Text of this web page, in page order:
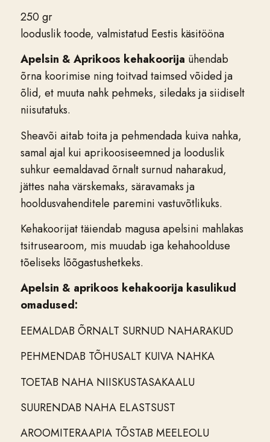
250 gr
looduslik toode, valmistatud Eestis käsitööna
Apelsin & Aprikoos kehakoorija ühendab
õrna koorimise ning toitvad taimsed võided ja
õlid, et muuta nahk pehmeks, siledaks ja siidiselt
niisutatuks.
Sheavõi aitab toita ja pehmendada kuiva nahka,
samal ajal kui aprikoosiseemned ja looduslik
suhkur eemaldavad õrnalt surnud naharakud,
jättes naha värskemaks, säravamaks ja
hooldusvahenditele paremini vastuvõtlikuks.
Kehakoorijat täiendab magusa apelsini mahlakas
tsitrusearoom, mis muudab iga kehahoolduse
tõeliseks lõõgastushetkeks.
Apelsin & aprikoos kehakoorija kasulikud
omadused:
EEMALDAB ÕRNALT SURNUD NAHARAKUD
PEHMENDAB TÕHUSALT KUIVA NAHKA
TOETAB NAHA NIISKUSTASAKAALU
SUURENDAB NAHA ELASTSUST
AROOMITERAAPIA TÕSTAB MEELEOLU